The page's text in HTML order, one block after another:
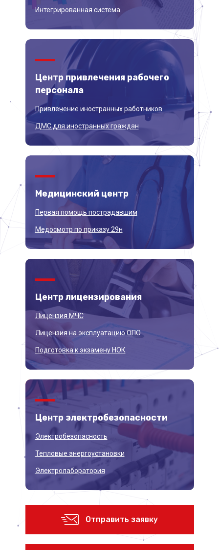
Интегрированная система
Центр привлечения рабочего
персонала
Привлечение иностранных работников
ДМС для иностранных граждан
Медицинский центр
Первая помощь пострадавшим
Медосмотр по приказу 29н
Центрлицензирования
Лицензия МЧС
Лицензия на эксплуатацию ОПО
Подготовка к экзамену НОК
Центр электробезопасности
Электробезопасность
Тепловые энергоустановки
Электролаборатория
Отправить заявку